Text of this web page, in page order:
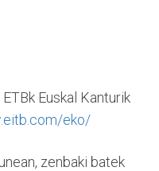
Euskal Kanturik
eko/
zenbaki batek